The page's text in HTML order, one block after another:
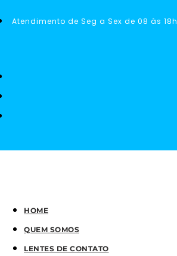
Atendimento de Seg a Sex de 08 às 18h
HOME
QUEM SOMOS
LENTES DE CONTATO